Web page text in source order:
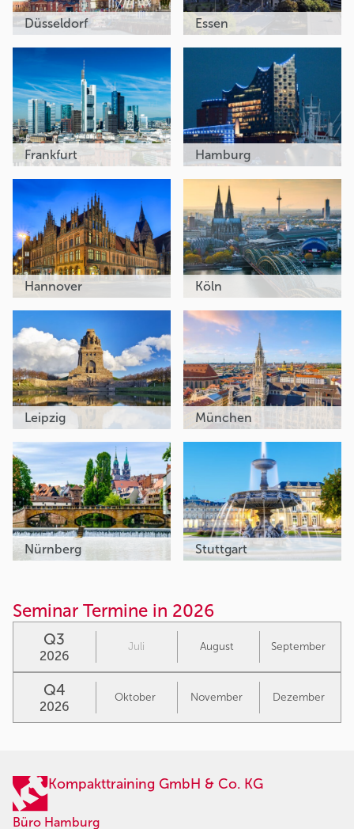
Düsseldorf Essen
Frankfurt Hamburg
Hannover Köln
Leipzig München
Nürnberg Stuttgart
Seminar Termine in 2026
Q3
2026
Juli August September
Q4
2026
Oktober November Dezember
Kompakttraining GmbH & Co. KG
Büro Hamburg